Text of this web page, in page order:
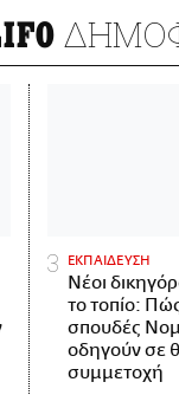
ΕΚΠΑΙΔΕΥΣΗ
Νέοι
το τοπίο:
σπουδές
οδηγούν σε
συμμετοχή